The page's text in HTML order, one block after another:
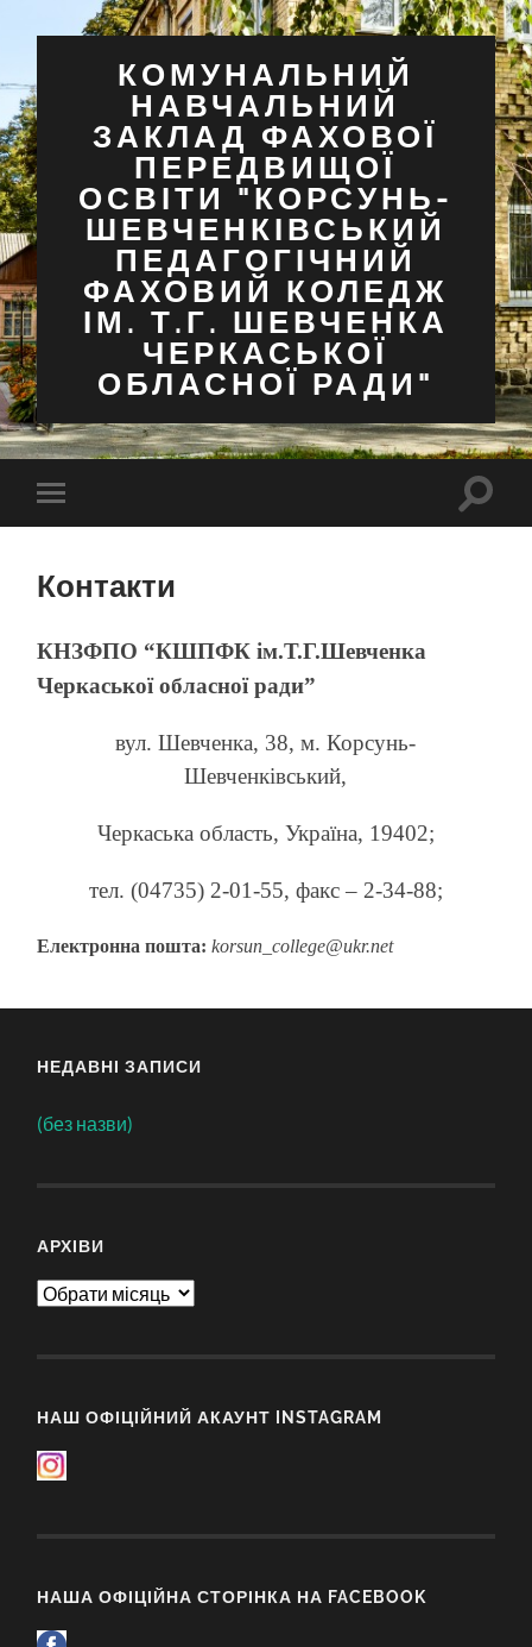
КОМУНАЛЬНИЙ
НАВЧАЛЬНИЙ
ЗАКЛАД ФАХОВОЇ
ПЕРЕДВИЩОЇ
ОСВІТИ "КОРСУНЬ-
ШЕВЧЕНКІВСЬКИЙ
ПЕДАГОГІЧНИЙ
ФАХОВИЙ КОЛЕДЖ
ІМ. Т.Г. ШЕВЧЕНКА
ЧЕРКАСЬКОЇ
ОБЛАСНОЇ РАДИ"
Перемкнути
мобільне
Контакти
КНЗФПО “КШПФК ім.Т.Г.Шевченка
Черкаської обласної ради”
вул. Шевченка, 38, м. Корсунь-
Шевченківський,
Черкаська область, Україна, 19402;
тел. (04735) 2-01-55, факс – 2-34-88;
Електронна пошта: korsun_college@ukr.net
НЕДАВНІ ЗАПИСИ
(без назви)
АРХІВИ
Архіви
НАШ ОФІЦІЙНИЙ АКАУНТ INSTAGRAM
НАША ОФІЦІЙНА СТОРІНКА НА FACEBOOK